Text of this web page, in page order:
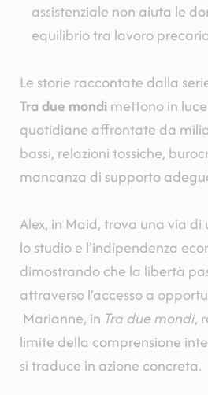
assistenziale non aiuta le
equilibrio tra lavoro
Le storie raccontate dalla
Tra due mondimettono in
quotidiane affrontate da
bassi, relazioni tossiche,
mancanza di supporto
Alex, in Maid, trova una via
lo studio e l’indipendenza
dimostrando che la libertà
attraverso l’accesso a
Marianne, in Tra due mondi,
limite della comprensione
si traduce in azione concreta.